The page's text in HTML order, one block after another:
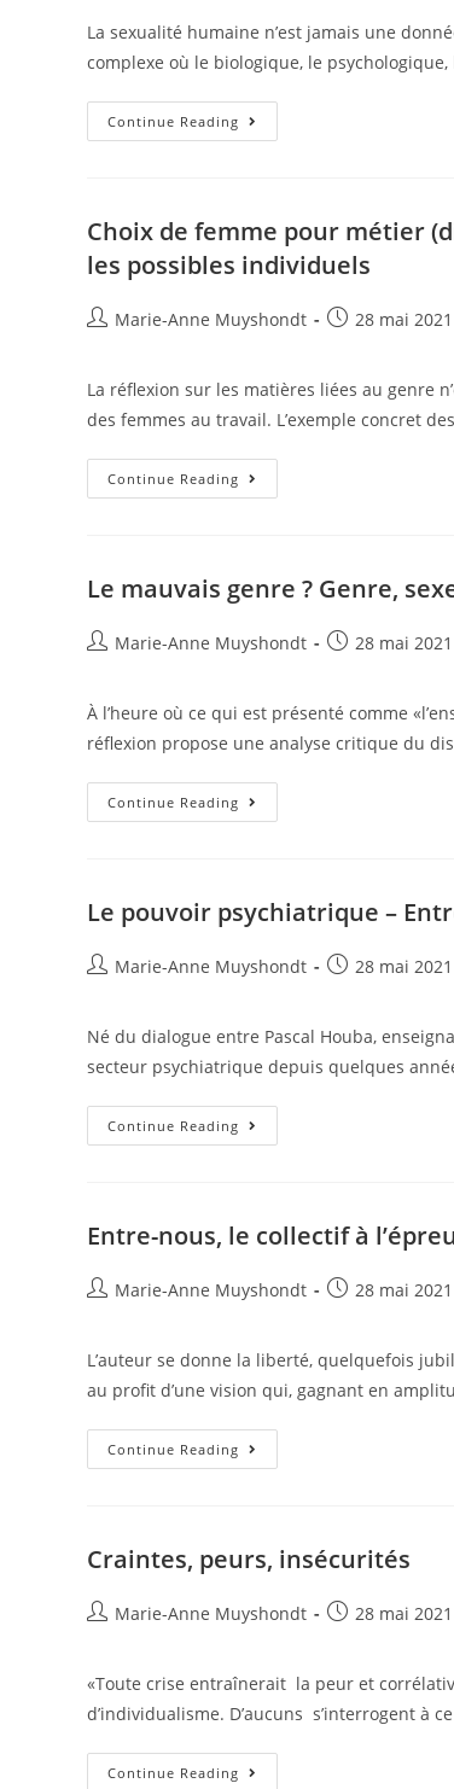
La sexualité humaine n’est jamais une
complexe où le biologique, le
Continue Reading
Choix de femme pour métier
les possibles individuels
Marie-Anne Muyshondt 28 mai 2021
La réflexion sur les matières liées au genre
des femmes au travail. L’exemple concret
Continue Reading
Le mauvais genre ? Genre,
Marie-Anne Muyshondt 28 mai 2021
À l’heure où ce qui est présenté comme
réflexion propose une analyse critique du
Continue Reading
Le pouvoir psychiatrique –
Marie-Anne Muyshondt 28 mai 2021
Né du dialogue entre Pascal Houba,
secteur psychiatrique depuis quelques
Continue Reading
Entre-nous, le collectif à
Marie-Anne Muyshondt 28 mai 2021
L’auteur se donne la liberté, quelquefois
au profit d’une vision qui, gagnant en
Continue Reading
Craintes, peurs, insécurités
Marie-Anne Muyshondt 28 mai 2021
«Toute crise entraînerait la peur et
d’individualisme. D’aucuns s’interrogent à
Continue Reading